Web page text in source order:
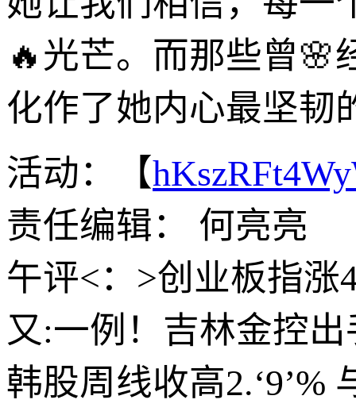
🔥光芒。而那些曾🌸
化作了她内心最坚韧
活动：【
责任编辑： 何亮亮
午评<：>创业板指涨
又:一例！吉林金控
韩股周线收高2.‘9’%